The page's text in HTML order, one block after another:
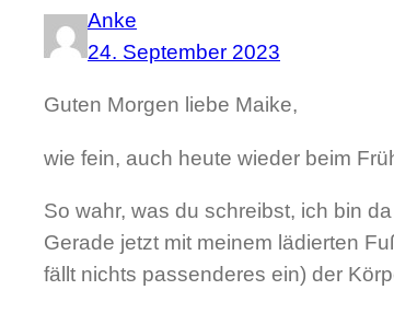
Anke
24. September 2023
Guten Morgen liebe Maike,
wie fein, auch heute wieder beim
So wahr, was du schreibst, ich bin
Gerade jetzt mit meinem lädierten
fällt nichts passenderes ein) der